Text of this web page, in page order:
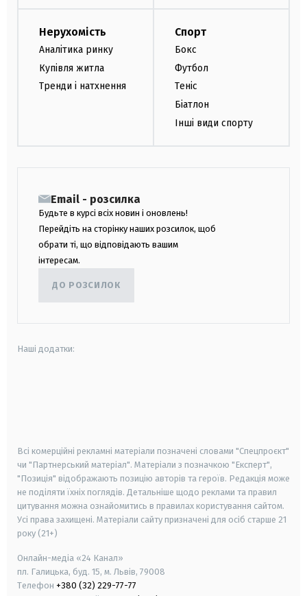
Нерухомість
Аналітика ринку
Купівля житла
Тренди і натхнення
Спорт
Бокс
Футбол
Теніс
Біатлон
Інші види спорту
Email - розсилка
Будьте в курсі всіх новин і оновлень!
Перейдіть на сторінку наших розсилок, щоб
обрати ті, що відповідають вашим
інтересам.
ДО РОЗСИЛОК
Наші додатки:
Всі комерційні рекламні матеріали позначені словами "Спецпроєкт"
чи "Партнерський матеріал". Матеріали з позначкою "Експерт",
"Позиція" відображають позицію авторів та героїв. Редакція може
не поділяти їхніх поглядів. Детальніше щодо реклами та правил
цитування можна ознайомитись в правилах користування сайтом.
Усі права захищені. Матеріали сайту призначені для осіб старше 21
року (21+)
Онлайн-медіа «24 Канал»
пл. Галицька, буд. 15, м. Львів, 79008
Телефон +380 (32) 229-77-77